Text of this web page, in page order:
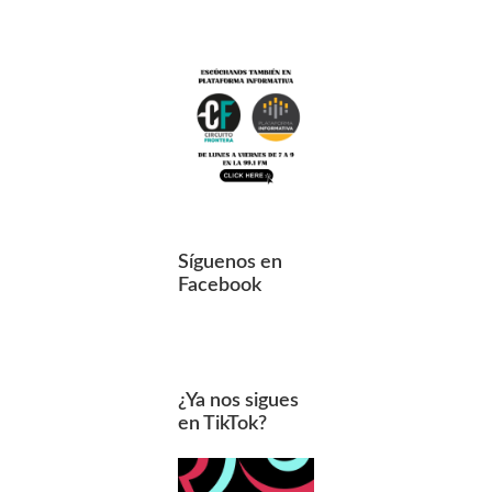
Síguenos en
Facebook
¿Ya nos sigues
en TikTok?